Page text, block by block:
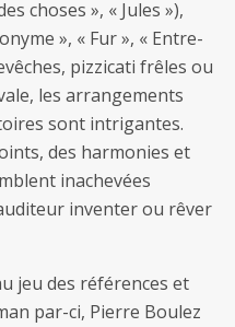
choses », « Jules »),
», « Fur », « Entre-
pizzicati frêles ou
les arrangements
sont intrigantes.
des harmonies et
inachevées
inventer ou rêver
jeu des références et
par-ci, Pierre Boulez